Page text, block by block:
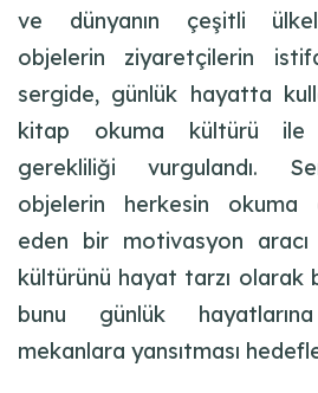
ve dünyanın çeşitli
objelerin ziyaretçilerin
sergide, günlük hayatta
kitap okuma kültürü ile
gerekliliği vurgulandı.
objelerin herkesin okuma
eden bir motivasyon
kültürünü hayat tarzı olarak
bunu günlük
mekanlara yansıtması